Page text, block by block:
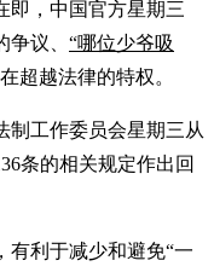
即，中国官方星期三
争议、 “哪位少爷吸
超越法律的特权。
制工作委员会星期三从
条的相关规定作出回
有利于减少和避免“一